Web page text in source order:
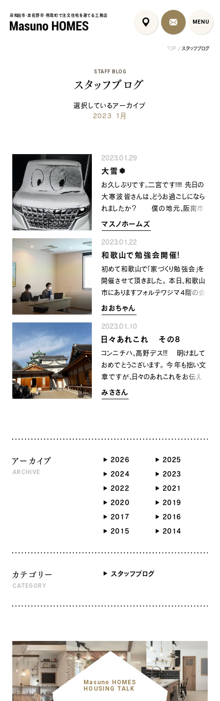
岸和田市・泉佐野市・熊取町で注文住宅を建てる工務店
MENU
MENU
岸和田市・泉佐野市・熊取町で注文住宅を建てる工務店
コンセプト
5つの約束
家づくりの流れ
施工事例
暮らしのブック
リノベーション
ちょうどいい平屋暮らし
イベント情報
お知らせ
家づくり相談会
会社紹介
採用情報
お客様の声
お問い合わせ
0120-930-493
[営業時間] 9:00-18:00 [定休日] 水曜日・祝日
家づくり相談会 カタログ請求
TOP スタッフブログ
STAFF BLOG
スタッフブログ
選択しているアーカイブ
2023 1月
2023.01.29
大雪❅
お久しぶりです。二宮です!!!! 先日の
大寒波皆さんは、どうお過ごしになら
れましたか？ 僕の地元、阪南市
では、滅多に雪が積もらないんです
けど、 何年かぶりに、雪が積もって、
友達たちと集まって、 雪合戦をして
おおはしゃぎしました!!!!! その後は、姪
っ子達と、雪だるまを作りました。 姪
っ子達の要求がすごく多くて・・・ 大き
いの作って!!、可愛くして!!、お花をつ
れながら、みんなで協力して 作りまし
た。 何歳になっても、やっぱり雪
ってテンションが上がるなと思いまし
た。
マスノホームズ
2023.01.22
和歌山で勉強会開催！
初めて和歌山で「家づくり勉強会」を
開催させて頂きました。 本日、和歌山
市にありますフォルテワジマ4階の会
議室をお借りして初めて「楽しい家づ
くりの勉強会」を開催させて頂きまし
た。 和歌山市は私も4年前より新築
を建て暮らしている地域で、親しみの
ある街となります。 最近は、高気
密・高性能なお家をお求めされます
お客様が増えられているように感じま
様も大変性能に詳しい方で、大変興
勉強会」を開催する予定ではあり、セ
ミナー内容はこんな感じになっていま
紹介をさせていただきます。 そして、
メインとなります快適に暮らすための
秘訣についてお話させて頂きます。
あくまで個別相談会ではないので、
イント解説をさせていただきます。
能な注文住宅の販売実績10年で
るのかについてわかりやすくご説明さ
せて頂きます。 また、注文住宅の
業界で働く前は、床暖房設備機器
などを製造するメーカーで5年間営
業と修理を兼任する立場で働いて
おおちゃん
2023.01.10
日々あれこれ その8
コンニチハ、高野デス！！！ 明けまして
おめでとうございます。 今年も拙い文
章ですが、日々のあれこれをお伝え
できればと思います。 さて、ワタク
シの実家は名古屋なんです（正確に
見学不可ですよ）、本命の本丸御殿
（木造）が完成したのでそちらの見学
が来た時に新築して、このかたお一
人のみしか使用していないそうです。
もったいない・・・。 隣の部屋はお風呂
一人の為にここまで・・・。 将軍様です
こちらも家光さんの上洛時に新
無事なので復元できたそう）、木造
で、襖やら、欄間やら、釘隠しの金物
やら、職人さんの命が吹き込まれた
空間で、圧倒されました！！ いいです
ね、ちゃんとした建物も見るのも、よい
みささん
アーカイブ
ARCHIVE
2026
2025
2024
2023
2022
2021
2020
2019
2017
2016
2015
2014
カテゴリー
CATEGORY
スタッフブログ
Masuno HOMES
HOUSING TALK